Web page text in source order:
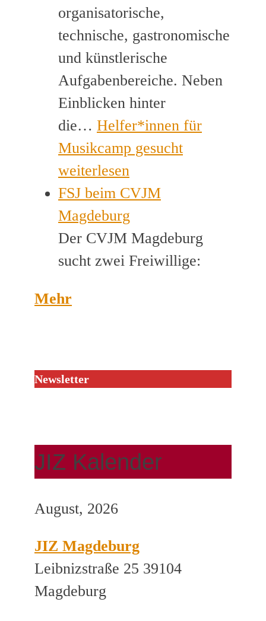
organisatorische,
technische, gastronomische
und künstlerische
Aufgabenbereiche. Neben
Einblicken hinter
die… Helfer*innen für
Musikcamp gesucht
weiterlesen
FSJ beim CVJM
Magdeburg
Der CVJM Magdeburg
sucht zwei Freiwillige:
Mehr
Newsletter
JIZ Kalender
August, 2026
JIZ Magdeburg
Leibnizstraße 25 39104
Magdeburg